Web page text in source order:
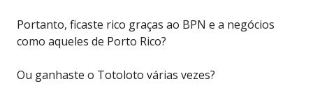
Portanto, ficaste rico graças ao BPN e a negócios
como aqueles de Porto Rico?
Ou ganhaste o Totoloto várias vezes?